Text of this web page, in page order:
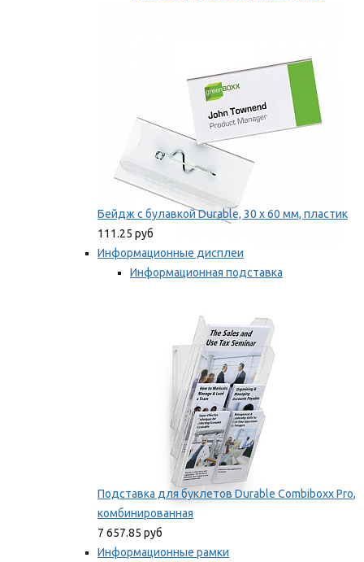
Бейдж с булавкой Durable, 30 х 60 мм, пластик
111.25 руб
Информационные дисплеи
Информационная подставка
Подставка для буклетов Durable Combiboxx Pro,
комбинированная
7 657.85 руб
Информационные рамки